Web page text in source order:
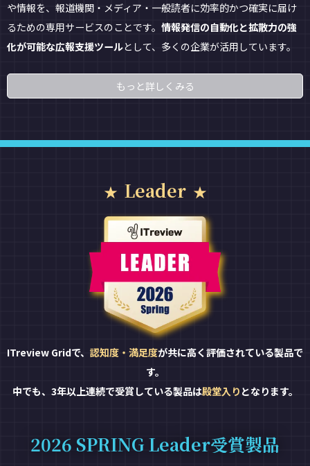
や情報を、報道機関・メディア・一般読者に効率的かつ確実に届け
るための専用サービスのことです。 情報発信の自動化と拡散力の強
化が可能な広報支援ツールとして、多くの企業が活用しています。
もっと詳しくみる
Leader
ITreview Gridで、 認知度・満足度が共に高く評価されている製品で
す。
中でも、3年以上連続で受賞している製品は殿堂入り となります。
2026 SPRING Leader受賞製品